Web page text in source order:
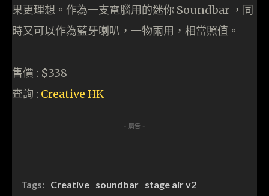
果更理想。作為一支電腦用的迷你 Soundbar ，同
時又可以作為藍牙喇叭，一物兩用，相當照值。
售價 : $338
查詢 : Creative HK
- 廣告 -
Tags: Creative soundbar stage air v2